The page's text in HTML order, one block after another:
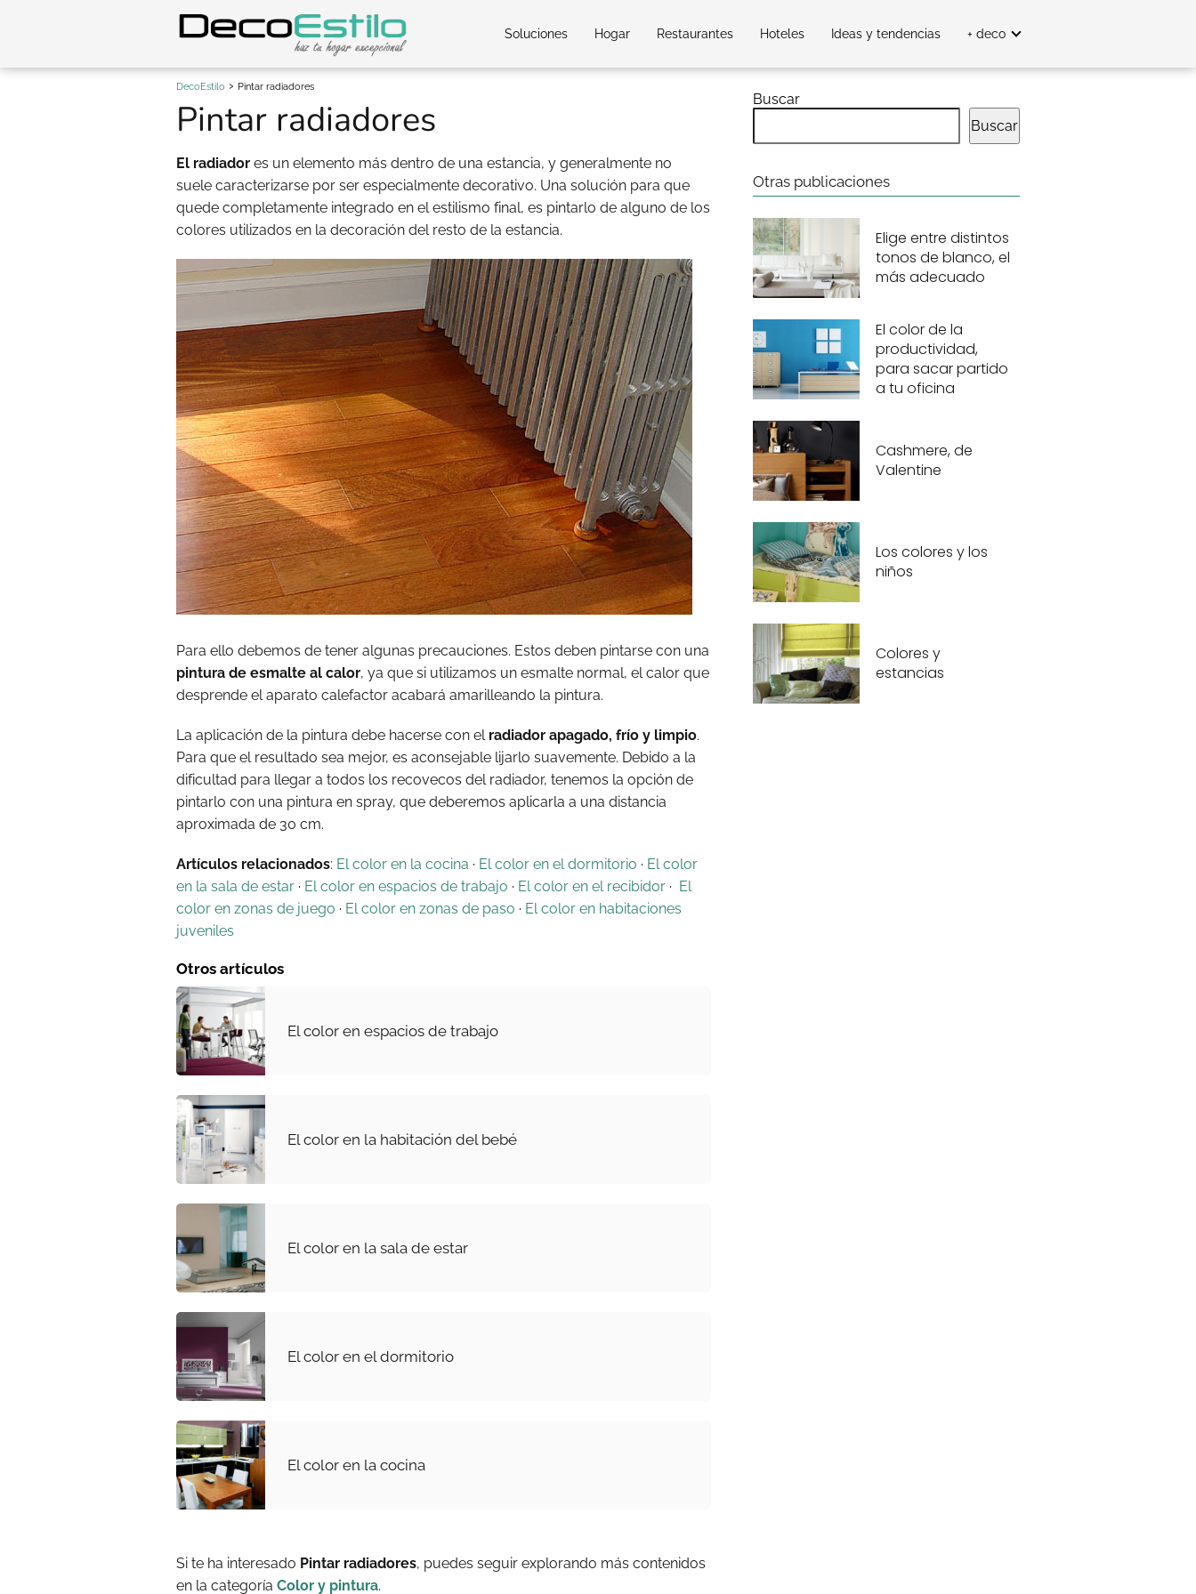
Soluciones Hogar Restaurantes Hoteles Ideas y tendencias + deco
DecoEstilo Pintar radiadores
Pintar radiadores
El radiador es un elemento más dentro de una estancia, y generalmente no
suele caracterizarse por ser especialmente decorativo. Una solución para que
quede completamente integrado en el estilismo final, es pintarlo de alguno de los
colores utilizados en la decoración del resto de la estancia.
Para ello debemos de tener algunas precauciones. Estos deben pintarse con una
pintura de esmalte al calor, ya que si utilizamos un esmalte normal, el calor que
desprende el aparato calefactor acabará amarilleando la pintura.
La aplicación de la pintura debe hacerse con el radiador apagado, frío y limpio.
Para que el resultado sea mejor, es aconsejable lijarlo suavemente. Debido a la
dificultad para llegar a todos los recovecos del radiador, tenemos la opción de
pintarlo con una pintura en spray, que deberemos aplicarla a una distancia
aproximada de 30 cm.
Artículos relacionados: El color en la cocina · El color en el dormitorio · El color
en la sala de estar · El color en espacios de trabajo · El color en el recibidor · El
color en zonas de juego · El color en zonas de paso · El color en habitaciones
juveniles
Otros artículos
El color en espacios de trabajo
El color en la habitación del bebé
El color en la sala de estar
El color en el dormitorio
El color en la cocina
Si te ha interesado Pintar radiadores, puedes seguir explorando más contenidos
en la categoría Color y pintura.
Buscar
Buscar
Otras publicaciones
Elige entre distintos
tonos de blanco, el
más adecuado
El color de la
productividad,
para sacar partido
a tu oficina
Cashmere, de
Valentine
Los colores y los
niños
Colores y
estancias